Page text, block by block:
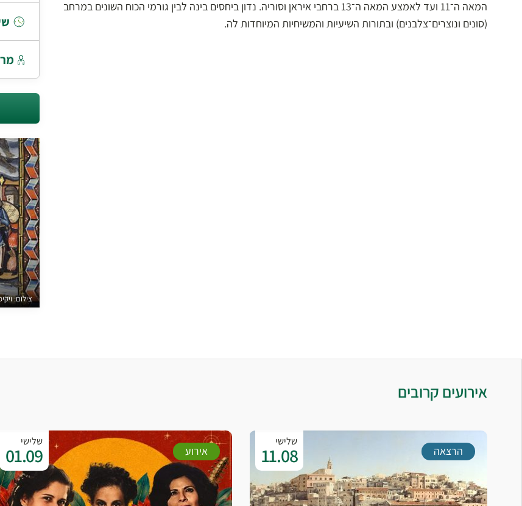
המאה ה־11 ועד לאמצע המאה ה־13 ברחבי איראן וסוריה. נדון ביחסים בינה לבין גורמי הכוח השונים במרחב
(סונים ונוצרים־צלבנים) ובתורות השיעיות והמשיחיות המיוחדות לה.
צילום:
אירועים קרובים
שלישי
11.08 הרצאה
שלישי
01.09 אירוע